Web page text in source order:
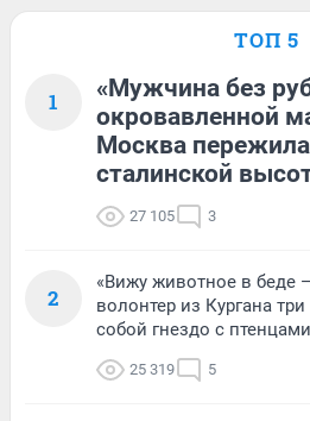
ТОП 5
1
«Мужчина без
окровавленной
Москва
сталинской
27 105 3
2
«Вижу животное в беде
волонтер из Кургана
собой гнездо с птенцами
25 319 5